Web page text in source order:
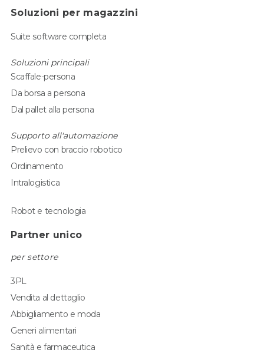
Soluzioni per magazzini
Suite software completa
Soluzioni principali
Scaffale-persona
Da borsa a persona
Dal pallet alla persona
Supporto all'automazione
Prelievo con braccio robotico
Ordinamento
Intralogistica
Robot e tecnologia
Partner unico
per settore
3PL
Vendita al dettaglio
Abbigliamento e moda
Generi alimentari
Sanità e farmaceutica